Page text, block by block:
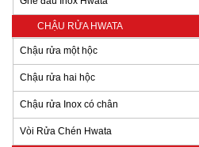
CHẬU RỬA HWATA
Chậu rửa một hộc
Chậu rửa hai hộc
Chậu rửa Inox có chân
Vòi Rửa Chén Hwata